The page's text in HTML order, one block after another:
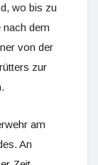
wo bis zu
nach dem
von der
zur
am
An